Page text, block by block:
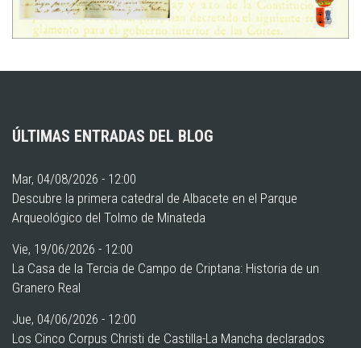
ÚLTIMAS ENTRADAS DEL BLOG
Mar, 04/08/2026 - 12:00
Descubre la primera catedral de Albacete en el Parque
Arqueológico del Tolmo de Minateda
Vie, 19/06/2026 - 12:00
La Casa de la Tercia de Campo de Criptana: Historia de un
Granero Real
Jue, 04/06/2026 - 12:00
Los Cinco Corpus Christi de Castilla-La Mancha declarados